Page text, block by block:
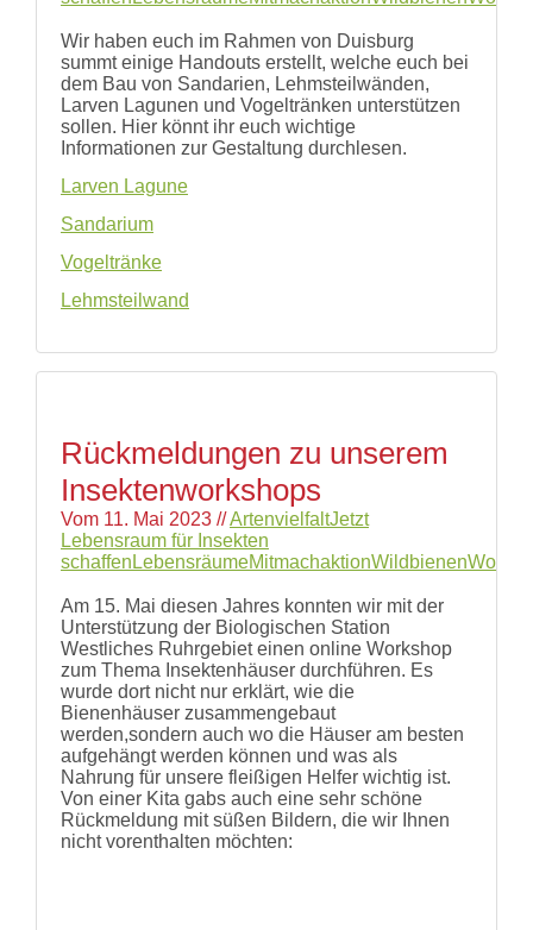
Literatur
Bienenfreundlich
Gärtnern
Allgemein
Wir haben euch im Rahmen von Duisburg
summt einige Handouts erstellt, welche euch bei
dem Bau von Sandarien, Lehmsteilwänden,
Larven Lagunen und Vogeltränken unterstützen
sollen. Hier könnt ihr euch wichtige
Informationen zur Gestaltung durchlesen.
Larven Lagune
Sandarium
Vogeltränke
Lehmsteilwand
Rückmeldungen zu unserem
Insektenworkshops
Vom 11. Mai 2023 //ArtenvielfaltJetzt
Lebensraum für Insekten
schaffen LebensräumeMitmachaktionWildbienen
Am 15. Mai diesen Jahres konnten wir mit der
Unterstützung der Biologischen Station
Westliches Ruhrgebiet einen online Workshop
zum Thema Insektenhäuser durchführen. Es
wurde dort nicht nur erklärt, wie die
Bienenhäuser zusammengebaut
werden,sondern auch wo die Häuser am besten
aufgehängt werden können und was als
Nahrung für unsere fleißigen Helfer wichtig ist.
Von einer Kita gabs auch eine sehr schöne
Rückmeldung mit süßen Bildern, die wir Ihnen
nicht vorenthalten möchten: